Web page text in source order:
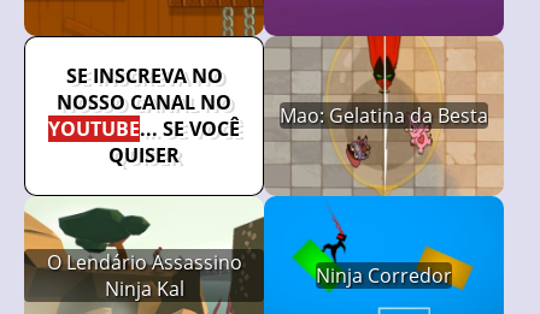
SE INSCREVA NO
NOSSO CANAL NO
YOUTUBE... SE VOCÊ
QUISER
Mao: Gelatina da Besta
O Lendário Assassino
Ninja Kal
Ninja Corredor